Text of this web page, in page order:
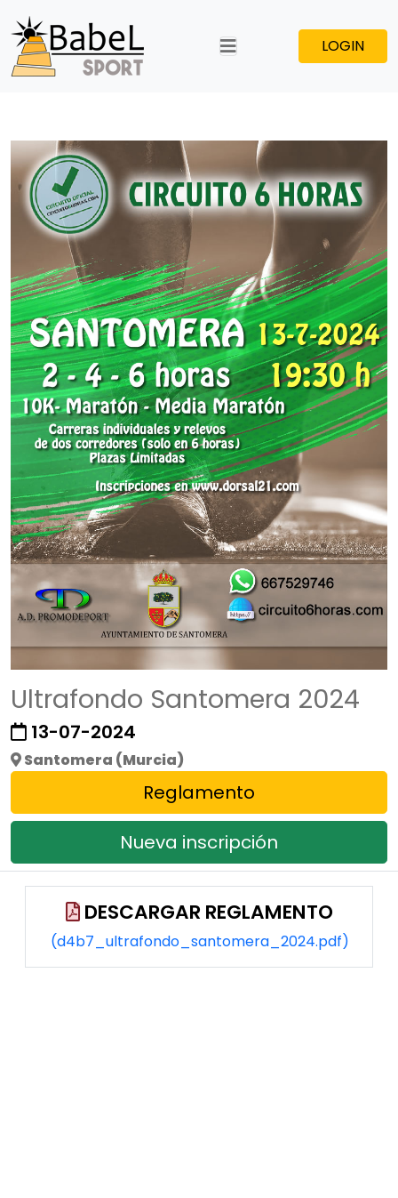
LOGIN
Ultrafondo Santomera 2024
13-07-2024
Santomera (Murcia)
Reglamento
Nueva inscripción
DESCARGAR REGLAMENTO
(d4b7_ultrafondo_santomera_2024.pdf)